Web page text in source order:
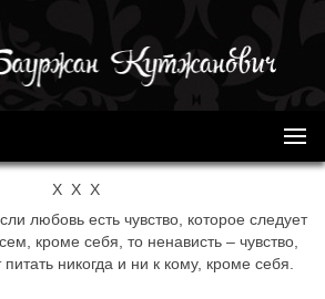
Х Х Х
любовь есть чувство, которое следует
кроме себя, то ненависть – чувство,
никогда и ни к кому, кроме себя.